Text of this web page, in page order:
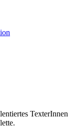
TexterInnen